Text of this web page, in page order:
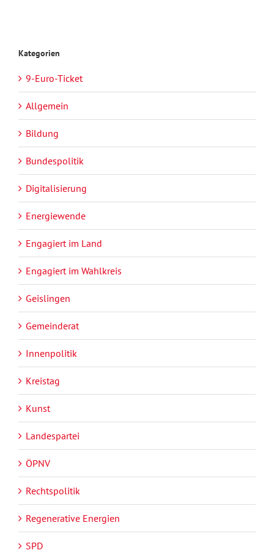
Kategorien
9-Euro-Ticket
Allgemein
Bildung
Bundespolitik
Digitalisierung
Energiewende
Engagiert im Land
Engagiert im Wahlkreis
Geislingen
Gemeinderat
Innenpolitik
Kreistag
Kunst
Landespartei
ÖPNV
Rechtspolitik
Regenerative Energien
SPD